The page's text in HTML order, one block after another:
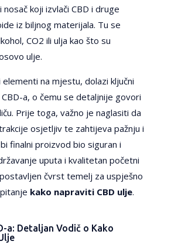
koji izvlači CBD i druge
iz biljnog materijala. Tu se
CO2 ili ulja kao što su
ulje.
na mjestu, dolazi ključni
a, o čemu se detaljnije govori
Prije toga, važno je naglasiti da
osjetljiv te zahtijeva pažnju i
finalni proizvod bio siguran i
uputa i kvalitetan početni
čvrst temelj za uspješno
kako napraviti CBD ulje.
a: Detaljan Vodič o Kako